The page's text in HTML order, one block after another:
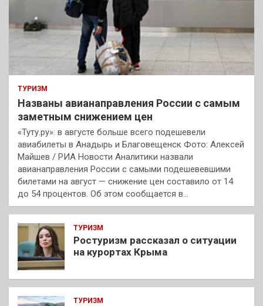
ТУРИЗМ
Названы авианаправления России с самым
заметным снижением цен
«Туту.ру»: в августе больше всего подешевели
авиабилеты в Анадырь и Благовещенск Фото: Алексей
Майшев / РИА Новости Аналитики назвали
авианаправления России с самыми подешевевшими
билетами на август — снижение цен составило от 14
до 54 процентов. Об этом сообщается в…
ТУРИЗМ
Ростуризм рассказал о ситуации
на курортах Крыма
ТУРИЗМ